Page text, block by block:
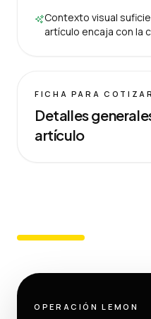
Contexto visual
artículo encaja con la
FICHA PARA COTIZAR
Detalles
artículo
OPERACIÓN LEMON